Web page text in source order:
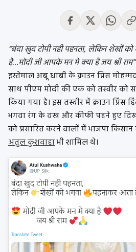
“बंदा खुद टोपी नही पहनता, लेकिन शेखों
है…मोदी जी आपके मन मे क्या है जय श्री राम”
इस्तेमाल अबू धाबी के क्राउन प्रिंस
साथ पीएम मोदी की एक को तस्वीर को
किया गया है। इस तस्वीर में क्राउन प्रिंस
भगवा रंग के वस्त्र और कीफी पहने हुए
को प्रसारित करने वालों में भाजपा
अतुल कुशवाहाभी शामिल थे।